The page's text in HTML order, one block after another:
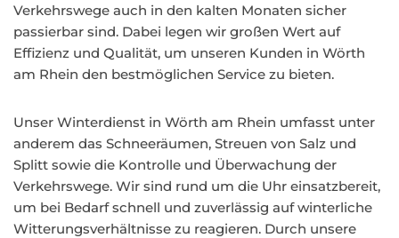
Verkehrswege auch in den kalten Monaten sicher
passierbar sind. Dabei legen wir großen Wert auf
Effizienz und Qualität, um unseren Kunden in Wörth
am Rhein den bestmöglichen Service zu bieten.
Unser Winterdienst in Wörth am Rhein umfasst unter
anderem das Schneeräumen, Streuen von Salz und
Splitt sowie die Kontrolle und Überwachung der
Verkehrswege. Wir sind rund um die Uhr einsatzbereit,
um bei Bedarf schnell und zuverlässig auf winterliche
Witterungsverhältnisse zu reagieren. Durch unsere